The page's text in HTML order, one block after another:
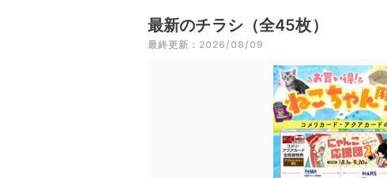
最新のチラシ（全45枚）
最終更新：2026/08/09